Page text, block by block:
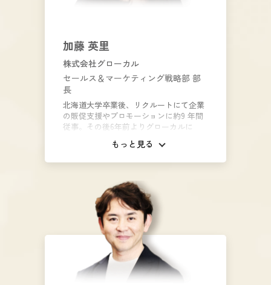
加藤 英里
株式会社グローカル
セールス＆マーケティング戦略部 部
長
北海道大学卒業後、リクルートにて企業
の販促支援やプロモーションに約9 年間
従事。その後6年前よりグローカルに
て、都市・地方・BtoB・BtoC問わず、
中小企業のWEB による集客・直販率向上
ゲットを口説く」ニーズ喚起型のWEBマ
ーケティングにより、コストを抑えなが
ら、売上・問い合わせを獲得することを
得意としている。
もっと見る